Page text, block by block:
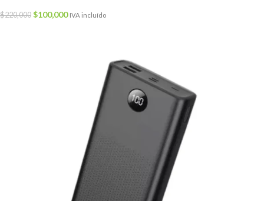
$220,000 $100,000 IVA incluído